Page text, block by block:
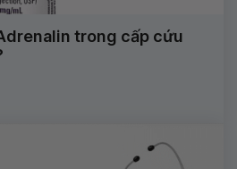
trong cấp cứu